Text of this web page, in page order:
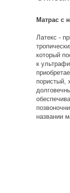
Матрас с
Латекс -
который
к
пористый,
названии